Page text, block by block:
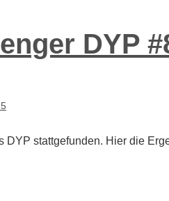
DYP
DYP stattgefunden. Hier die